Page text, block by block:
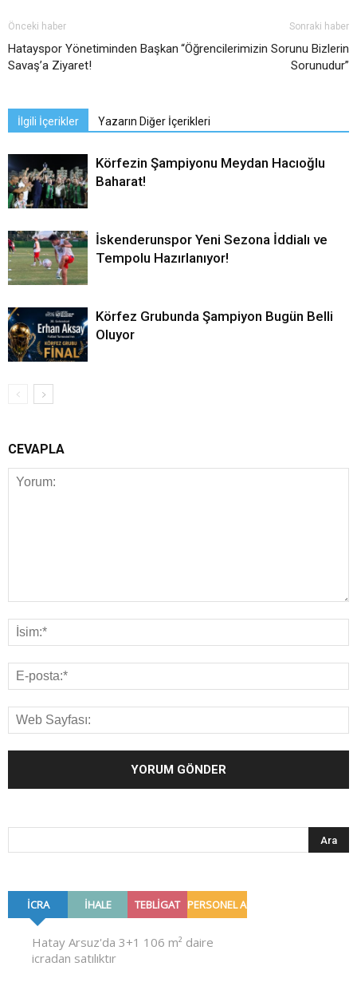
Önceki haber
Hatayspor Yönetiminden Başkan
Savaş’a Ziyaret!
Sonraki haber
“Öğrencilerimizin Sorunu Bizlerin
Sorunudur”
İlgili İçerikler Yazarın Diğer İçerikleri
Körfezin Şampiyonu Meydan Hacıoğlu
Baharat!
İskenderunspor Yeni Sezona İddialı ve
Tempolu Hazırlanıyor!
Körfez Grubunda Şampiyon Bugün Belli
Oluyor
CEVAPLA